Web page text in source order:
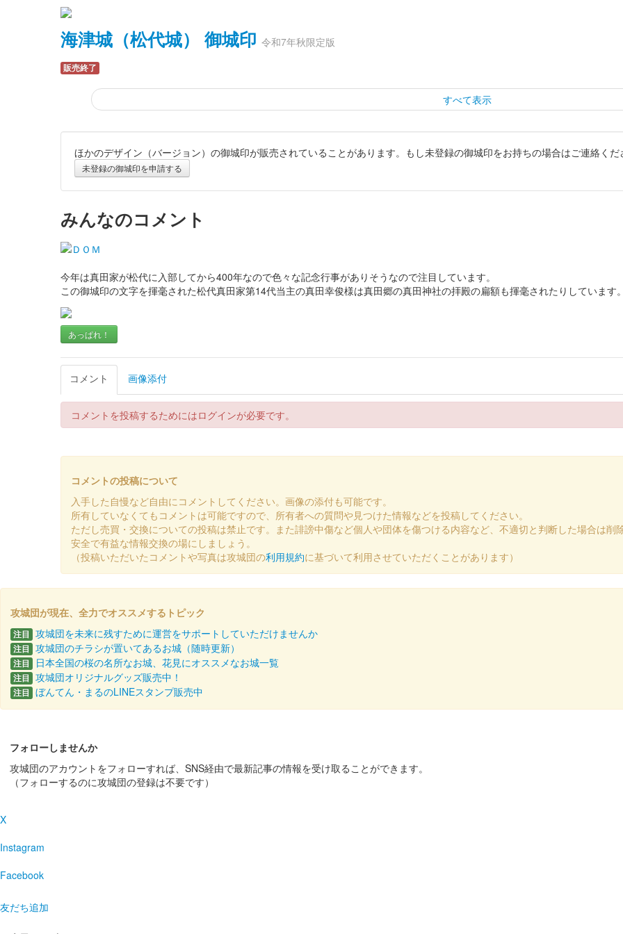
海津城（松代城） 御城印 令和7年秋限定版
販売終了
すべて表示
海津城（松代城） 御城印 令和7年夏限定版
販売終了
松代城 御城印
海津城（松代城） 御城印
販売終了
海津城（松代城） 御城印 令和6年 冬限定版
販売終了
販売終了
2024年10月13、14日に開催された「越前若狭お城フェス2024」の真田氏ゆかりの城のブースにて販売された御城印。
海津城（松代城） 御城印
松代城 御城印 もう中学生版
長野市出身のお笑いタレント「もう中学生」さんによる松代城の題字やイラストが描かれている。3000枚限定
長野県PRキャラクター「アルクマ」とのコラボです。また、松代藩三代藩主真田幸道に嫁いだ伊予宇和島藩伊達家の豊姫が持参
ほかのデザイン（バージョン）の御城印が販売されていることがあります。もし未登録の御城印をお持ちの場合はご連絡くだ
未登録の御城印を申請する
みんなのコメント
今年は真田家が松代に入部してから400年なので色々な記念行事がありそうなので注目しています。
この御城印の文字を揮毫された松代真田家第14代当主の真田幸俊様は真田郷の真田神社の拝殿の扁額も揮毫されたりしています。
あっぱれ！
コメント 画像添付
コメントを投稿するためにはログインが必要です。
コメントの投稿について
入手した自慢など自由にコメントしてください。画像の添付も可能です。
所有していなくてもコメントは可能ですので、所有者への質問や見つけた情報などを投稿してください。
ただし売買・交換についての投稿は禁止です。また誹謗中傷など個人や団体を傷つける内容など、不適切と判断した場合は削
安全で有益な情報交換の場にしましょう。
（投稿いただいたコメントや写真は攻城団の利用規約に基づいて利用させていただくことがあります）
攻城団が現在、全力でオススメするトピック
注目 攻城団を未来に残すために運営をサポートしていただけませんか
注目 攻城団のチラシが置いてあるお城（随時更新）
注目 日本全国の桜の名所なお城、花見にオススメなお城一覧
注目 攻城団オリジナルグッズ販売中！
注目 ぼんてん・まるのLINEスタンプ販売中
フォローしませんか
攻城団のアカウントをフォローすれば、SNS経由で最新記事の情報を受け取ることができます。
（フォローするのに攻城団の登録は不要です）
X
Instagram
Facebook
友だち追加